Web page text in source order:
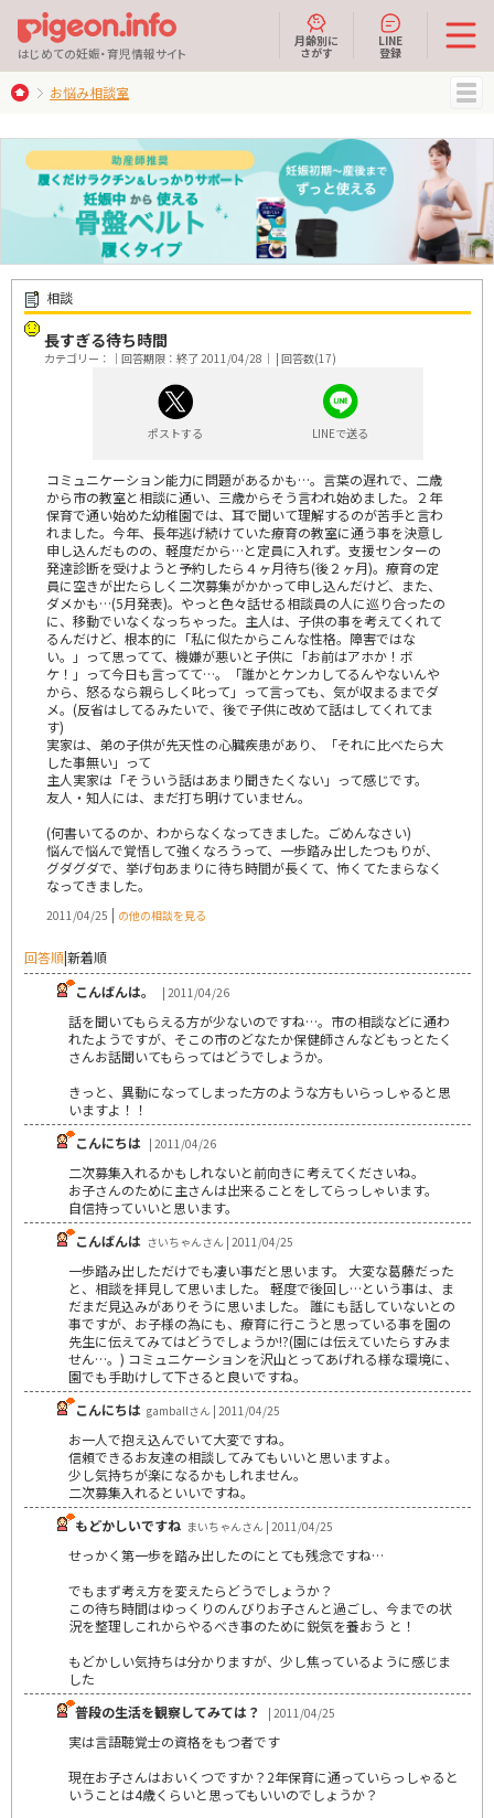
はじめての妊娠・育児情報サイト
月齢別に
さがす
LINE
登録
お悩み相談室
相談
長すぎる待ち時間
カテゴリー：｜回答期限：終了 2011/04/28｜ | 回答数(17)
ポストする LINEで送る
コミュニケーション能力に問題があるかも…。言葉の遅れで、二歳
から市の教室と相談に通い、三歳からそう言われ始めました。２年
保育で通い始めた幼稚園では、耳で聞いて理解するのが苦手と言わ
れました。今年、長年逃げ続けていた療育の教室に通う事を決意し
申し込んだものの、軽度だから…と定員に入れず。支援センターの
発達診断を受けようと予約したら４ヶ月待ち(後２ヶ月)。療育の定
員に空きが出たらしく二次募集がかかって申し込んだけど、また、
ダメかも…(5月発表)。やっと色々話せる相談員の人に巡り合ったの
に、移動でいなくなっちゃった。主人は、子供の事を考えてくれて
るんだけど、根本的に「私に似たからこんな性格。障害ではな
い。」って思ってて、機嫌が悪いと子供に「お前はアホか！ボ
ケ！」って今日も言ってて…。「誰かとケンカしてるんやないんや
から、怒るなら親らしく叱って」って言っても、気が収まるまでダ
メ。(反省はしてるみたいで、後で子供に改めて話はしてくれてま
す)
実家は、弟の子供が先天性の心臓疾患があり、「それに比べたら大
した事無い」って
主人実家は「そういう話はあまり聞きたくない」って感じです。
友人・知人には、まだ打ち明けていません。
(何書いてるのか、わからなくなってきました。ごめんなさい)
悩んで悩んで覚悟して強くなろうって、一歩踏み出したつもりが、
グダグダで、挙げ句あまりに待ち時間が長くて、怖くてたまらなく
なってきました。
2011/04/25 | の他の相談を見る
回答順|新着順
こんばんは。
| 2011/04/26
話を聞いてもらえる方が少ないのですね…。市の相談などに通わ
れたようですが、そこの市のどなたか保健師さんなどもっとたく
さんお話聞いてもらってはどうでしょうか。
きっと、異動になってしまった方のような方もいらっしゃると思
いますよ！！
こんにちは | 2011/04/26
二次募集入れるかもしれないと前向きに考えてくださいね。
お子さんのために主さんは出来ることをしてらっしゃいます。
自信持っていいと思います。
こんばんは さいちゃんさん | 2011/04/25
一歩踏み出しただけでも凄い事だと思います。 大変な葛藤だった
と、相談を拝見して思いました。 軽度で後回し…という事は、ま
だまだ見込みがありそうに思いました。 誰にも話していないとの
事ですが、お子様の為にも、療育に行こうと思っている事を園の
先生に伝えてみてはどうでしょうか!?(園には伝えていたらすみま
せん…。) コミュニケーションを沢山とってあげれる様な環境に、
園でも手助けして下さると良いですね。
こんにちは gamballさん | 2011/04/25
お一人で抱え込んでいて大変ですね。
信頼できるお友達の相談してみてもいいと思いますよ。
少し気持ちが楽になるかもしれません。
二次募集入れるといいですね。
もどかしいですね まいちゃんさん | 2011/04/25
せっかく第一歩を踏み出したのにとても残念ですね…
でもまず考え方を変えたらどうでしょうか？
この待ち時間はゆっくりのんびりお子さんと過ごし、今までの状
況を整理しこれからやるべき事のために鋭気を養おう と！
もどかしい気持ちは分かりますが、少し焦っているように感じま
した
普段の生活を観察してみては？
| 2011/04/25
実は言語聴覚士の資格をもつ者です
現在お子さんはおいくつですか？2年保育に通っていらっしゃると
いうことは4歳くらいと思ってもいいのでしょうか？